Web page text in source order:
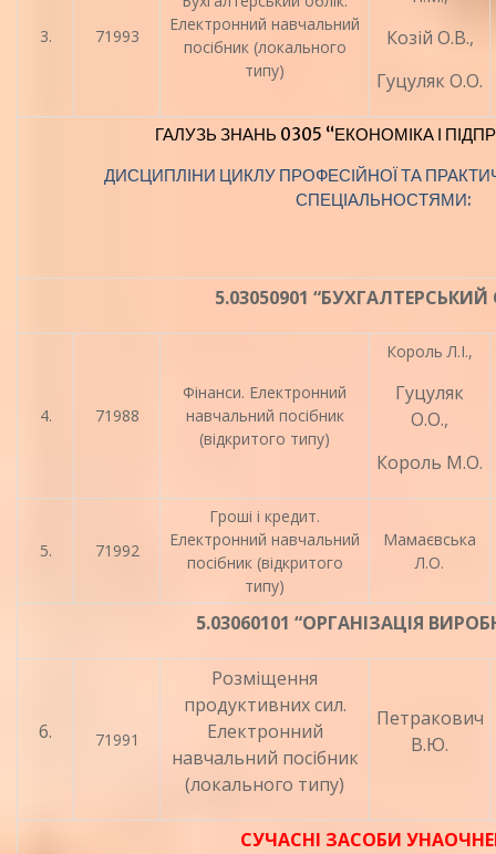
3. 71993
Електронний навчальний
посібник (локального
типу)
Козій О.В.,
Гуцуляк О.О.
ГАЛУЗЬ ЗНАНЬ 0305 “ЕКОНОМІКА І
ДИСЦИПЛІНИ ЦИКЛУ ПРОФЕСІЙНОЇ ТА
СПЕЦІАЛЬНОСТЯМИ:
5.03050901 “БУХГАЛТЕРСЬКИЙ
4. 71988
Фінанси. Електронний
навчальний посібник
(відкритого типу)
Король Л.І.,
Гуцуляк
О.О.,
Король М.О.
5. 71992
Гроші і кредит.
Електронний навчальний
посібник (відкритого
типу)
Мамаєвська
Л.О.
5.03060101 “ОРГАНІЗАЦІЯ
6. 71991
Розміщення
продуктивних сил.
Електронний
навчальний посібник
(локального типу)
Петракович
В.Ю.
СУЧАСНІ ЗАСОБИ